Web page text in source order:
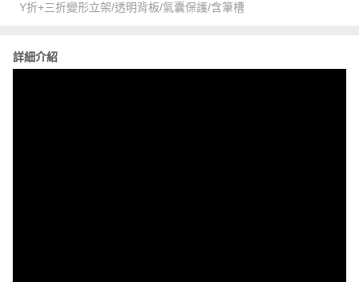
Y折+三折變形立架/透明背板/氣囊保護/含筆槽
詳細介紹